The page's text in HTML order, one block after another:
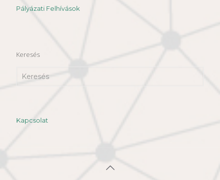
Pályázati Felhívások
Keresés
Kapcsolat